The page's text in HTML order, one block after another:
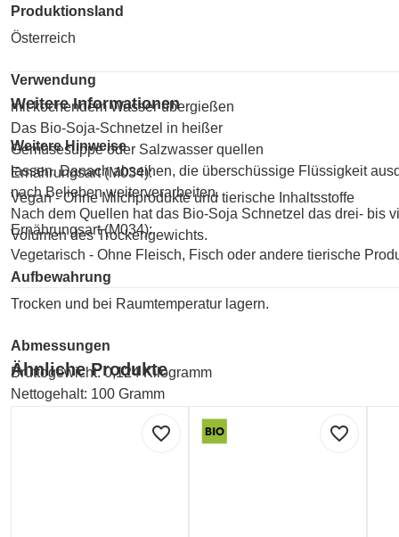
Produktionsland
Österreich
Verwendung
mit kochendem Wasser übergießen
Das Bio-Soja-Schnetzel in heißer
Gemüsesuppe oder Salzwasser quellen
lassen. Danach abseihen, die überschüssige Flüssigkeit
nach Belieben weiterverarbeiten.
Nach dem Quellen hat das Bio-Soja Schnetzel das drei- bis
Volumen des Trockengewichts.
Aufbewahrung
Trocken und bei Raumtemperatur lagern.
Abmessungen
Bruttogewicht: 0,124 Kilogramm
Nettogehalt: 100 Gramm
Weitere Informationen
Weitere Hinweise
Ernährungsart (M034):
Vegan - Ohne Milchprodukte und tierische Inhaltsstoffe
Ernährungsart (M034):
Vegetarisch - Ohne Fleisch, Fisch oder andere tierische
Ähnliche Produkte
favorite_border favorite_border